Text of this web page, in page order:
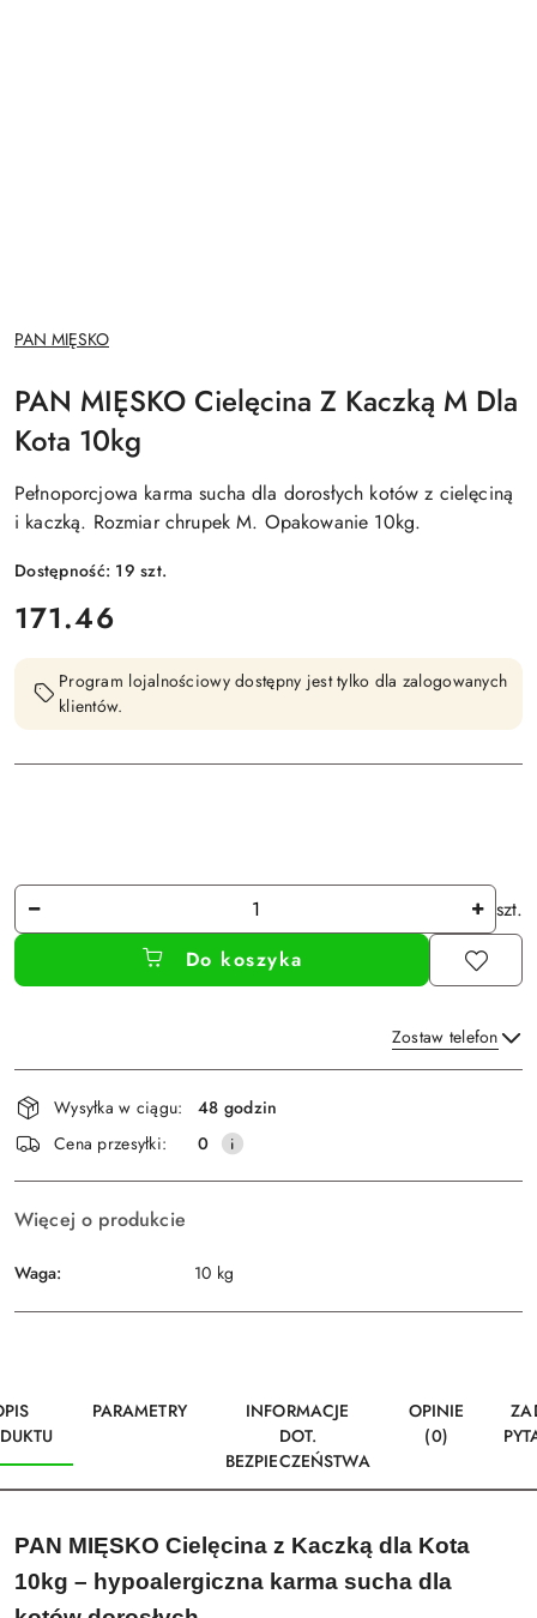
NAZWA
PRODUCENTA:
PAN MIĘSKO
PAN MIĘSKO Cielęcina Z Kaczką M Dla
Kota 10kg
Pełnoporcjowa karma sucha dla dorosłych kotów z cielęciną
i kaczką. Rozmiar chrupek M. Opakowanie 10kg.
Dostępność: 19szt.
cena:
171.46
Program lojalnościowy dostępny jest tylko dla zalogowanych
klientów.
Ilość
szt.
Do koszyka
Zostaw telefon
Wyślij
Dostępność
i
dostawa
Wysyłka w ciągu:
48 godzin
Cena przesyłki:
0
Więcej o produkcie
Waga: 10 kg
PARAMETRY
INFORMACJE
DOT.
BEZPIECZEŃSTWA
OPINIE
(0)
PAN MIĘSKO Cielęcina z Kaczką dla Kota
10kg – hypoalergiczna karma sucha dla